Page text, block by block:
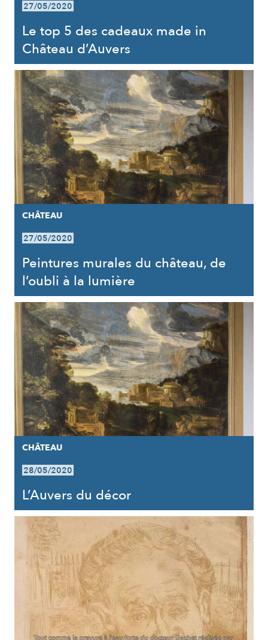
27/05/2020
Le top 5 des cadeaux made in
Château d’Auvers
CHÂTEAU
27/05/2020
Peintures murales du château, de
l’oubli à la lumière
CHÂTEAU
28/05/2020
L’Auvers du décor